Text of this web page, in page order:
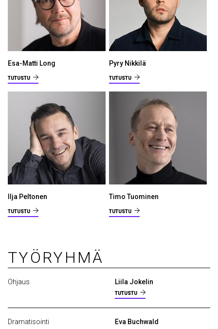
Esa-Matti Long
TUTUSTU
Pyry Nikkilä
TUTUSTU
Ilja Peltonen
TUTUSTU
Timo Tuominen
TUTUSTU
TYÖRYHMÄ
Ohjaus Liila Jokelin
TUTUSTU
Dramatisointi Eva Buchwald